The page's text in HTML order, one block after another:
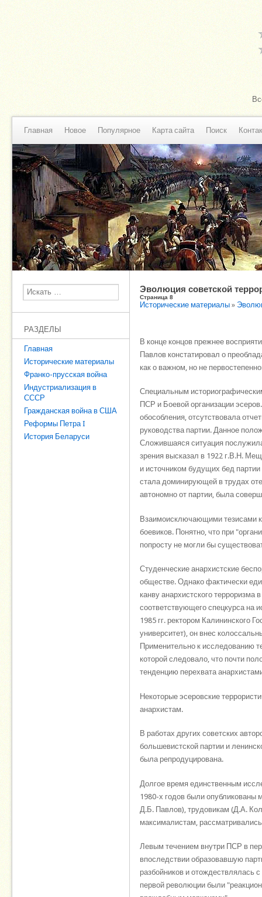
Главная Новое Популярное Карта сайта Поиск
Поиск
РАЗДЕЛЫ
Главная
Исторические материалы
Франко-прусская война
Индустриализация в
СССР
Гражданская война в США
Реформы Петра I
История Беларуси
Эволюция советской
Страница 8
Исторические материалы »
В конце концов прежнее
Павлов констатировал о
как о важном, но не
Специальным
ПСР и Боевой организации
обособления, отсутствовала
руководства партии. Данное
Сложившаяся ситуация
зрения высказал в 1922 г.В.Н.
и источником будущих бед
стала доминирующей в трудах
автономно от партии, была
Взаимоисключающими тезисами
боевиков. Понятно, что при
попросту не могли бы
Студенческие анархистские
обществе. Однако фактически
канву анархистского
соответствующего спецкурса на
1985 гг. ректором Калининского
университет), он внес
Применительно к исследованию
которой следовало, что почти
тенденцию перехвата
Некоторые эсеровские
анархистам.
В работах других советских
большевистской партии и
была репродуцирована.
Долгое время единственным
1980-х годов были
Д.Б. Павлов), трудовикам (Д.А.
максималистам,
Левым течением внутри ПСР в
впоследствии образовавшую
разбойников и отождествлялась
первой революции были